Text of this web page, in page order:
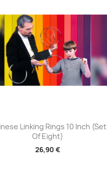
Aperçu rapide
Linking Rings 10 Inch (Set
Of Eight)
26,90 €